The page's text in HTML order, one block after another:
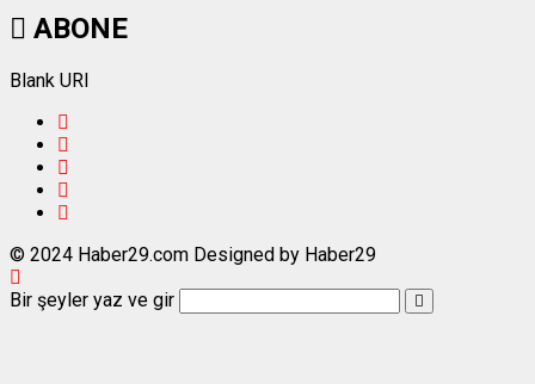
ABONE
Blank URI
© 2024 Haber29.com Designed by Haber29
Bir şeyler yaz ve gir